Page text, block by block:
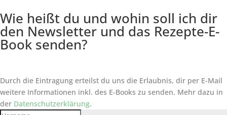
Wie heißt du und wohin soll ich dir
den Newsletter und das Rezepte-E-
Book senden?
Durch die Eintragung erteilst du uns die Erlaubnis, dir per E-Mail
weitere Informationen inkl. des E-Books zu senden. Mehr dazu in
der Datenschutzerklärung.